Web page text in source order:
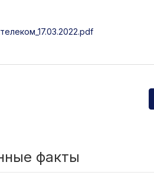
факты